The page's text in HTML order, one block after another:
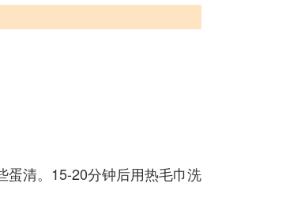
蛋清。15-20分钟后用热毛巾洗